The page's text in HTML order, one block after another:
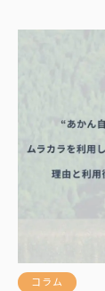
コラム